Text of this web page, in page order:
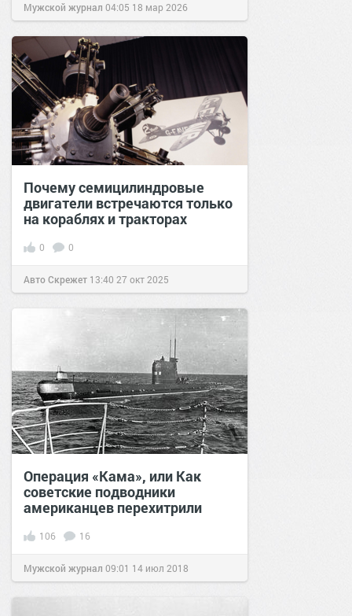
Мужской журнал 04:05 18 мар 2026
Почему семицилиндровые
двигатели встречаются только
на кораблях и тракторах
0 0
Авто Скрежет 13:40 27 окт 2025
Операция «Кама», или Как
советские подводники
американцев перехитрили
106 16
Мужской журнал 09:01 14 июл 2018